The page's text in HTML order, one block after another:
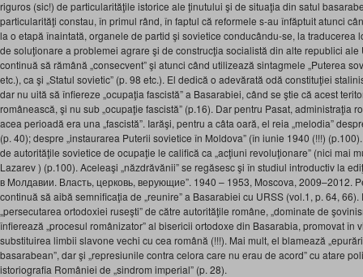
riguros (sic!) de particularităţile istorice ale ţinutului şi de situaţia din satul
particularităţi constau, în primul rând, în faptul că reformele s-au înfăptuit atunci
la o etapă înaintată, organele de partid şi sovietice conducându-se, la traducerea
de soluţionare a problemei agrare şi de construcţia socialistă din alte republici ale
continuă să rămână „consecvent” şi atunci când utilizează sintagmele „Puterea
etc.), ca şi „Statul sovietic” (p. 98 etc.). El dedică o adevărată odă constituţiei
dar nu uită să înfiereze „ocupaţia fascistă” a Basarabiei, când se ştie că acest
românească, şi nu sub „ocupaţie fascistă” (p.16). Dar pentru Pasat, administraţia
acea perioadă era una „fascistă”. Iarăşi, pentru a câta oară, el reia „melodia”
(p. 40); despre „instaurarea Puterii sovietice în Moldova” (în iunie 1940 (!!!)
de autorităţile sovietice de ocupaţie le califică ca „acţiuni revoluţionare” (nici mai
Lazarev ) (p.100). Aceleaşi „năzdrăvănii” se regăsesc şi în studiul introductiv la
в Mолдавии. Власть, церковь, верующие”. 1940 – 1953, Moscova, 2009–2012.
continuă să aibă semnificaţia de „reunire” a Basarabiei cu URSS (vol.1, p. 64,
„persecutarea ortodoxiei ruseşti” de către autorităţile române, „dominate de
înfierează „procesul românizator” al bisericii ortodoxe din Basarabia, promovat în
substituirea limbii slavone vechi cu cea română (!!!). Mai mult, el blamează
basarabean”, dar şi „represiunile contra celora care nu erau de acord” cu atare
istoriografia României de „sindrom imperial” (p. 28).